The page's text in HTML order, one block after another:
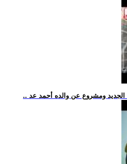
ومشروع عن والده أحمد عد